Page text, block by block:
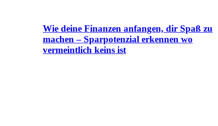
Wie deine Finanzen anfangen, dir Spaß zu
machen – Sparpotenzial erkennen wo
vermeintlich keins ist